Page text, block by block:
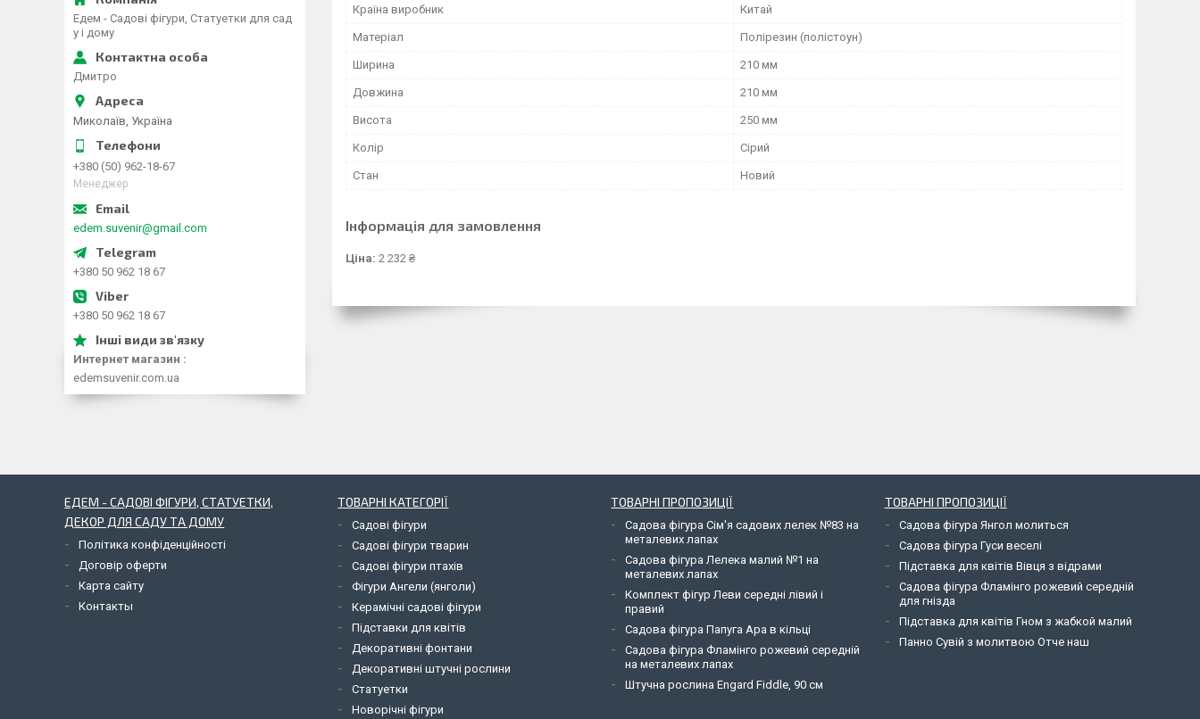
Країна виробник Китай
Матеріал Полірезин (полістоун)
Ширина 210 мм
Довжина 210 мм
Висота 250 мм
Колір Сірий
Стан Новий
Інформація для замовлення
Ціна: 2 232 ₴
Едем - Садові фігури, Статуетки для сад
у і дому
Дмитро
Миколаїв, Україна
+380 (50) 962-18-67
Менеджер
edem.suvenir@gmail.com
+380 50 962 18 67
+380 50 962 18 67
Интернет магазин
edemsuvenir.com.ua
ЕДЕМ - САДОВІ ФІГУРИ, СТАТУЕТКИ,
ДЕКОР ДЛЯ САДУ ТА ДОМУ
Політика конфіденційності
Договір оферти
Карта сайту
Контакты
ТОВАРНІ КАТЕГОРІЇ
Садові фігури
Садові фігури тварин
Садові фігури птахів
Фігури Ангели (янголи)
Керамічні садові фігури
Підставки для квітів
Декоративні фонтани
Декоративні штучні рослини
Статуетки
Новорічні фігури
ТОВАРНІ ПРОПОЗИЦІЇ
Садова фігура Сім'я садових лелек №83 на
металевих лапах
Садова фігура Лелека малий №1 на
металевих лапах
Комплект фігур Леви середні лівий і
правий
Садова фігура Папуга Ара в кільці
Садова фігура Фламінго рожевий середній
на металевих лапах
Штучна рослина Engard Fiddle, 90 см
ТОВАРНІ ПРОПОЗИЦІЇ
Садова фігура Янгол молиться
Садова фігура Гуси веселі
Підставка для квітів Вівця з відрами
Садова фігура Фламінго рожевий середній
для гнізда
Підставка для квітів Гном з жабкой малий
Панно Сувій з молитвою Отче наш